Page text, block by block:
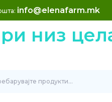
info@elenafarm.mk
низ цела